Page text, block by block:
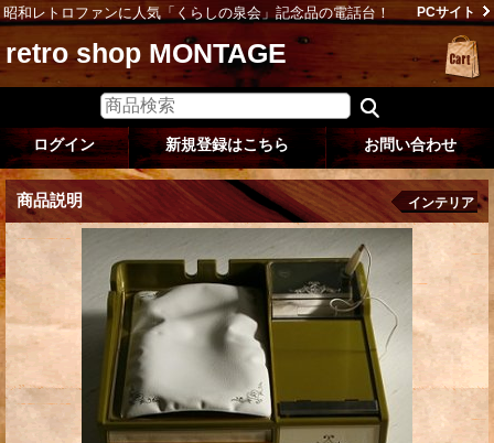
昭和レトロファンに人気「くらしの泉会」記念品の電話台！ PCサイト
retro shop MONTAGE
ログイン 新規登録はこちら お問い合わせ
商品説明 インテリア